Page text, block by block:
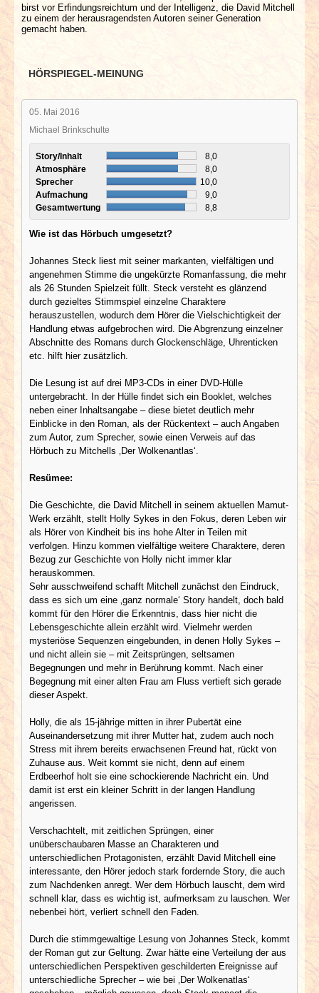
birst vor Erfindungsreichtum und der Intelligenz, die David Mitchell
zu einem der herausragendsten Autoren seiner Generation
gemacht haben.
HÖRSPIEGEL-MEINUNG
05. Mai 2016
Michael Brinkschulte
Story/Inhalt
8,0
Atmosphäre
8,0
Sprecher
10,0
Aufmachung
9,0
Gesamtwertung
8,8
Wie ist das Hörbuch umgesetzt?
Johannes Steck liest mit seiner markanten, vielfältigen und
angenehmen Stimme die ungekürzte Romanfassung, die mehr
als 26 Stunden Spielzeit füllt. Steck versteht es glänzend
durch gezieltes Stimmspiel einzelne Charaktere
herauszustellen, wodurch dem Hörer die Vielschichtigkeit der
Handlung etwas aufgebrochen wird. Die Abgrenzung einzelner
Abschnitte des Romans durch Glockenschläge, Uhrenticken
etc. hilft hier zusätzlich.
Die Lesung ist auf drei MP3-CDs in einer DVD-Hülle
untergebracht. In der Hülle findet sich ein Booklet, welches
neben einer Inhaltsangabe – diese bietet deutlich mehr
Einblicke in den Roman, als der Rückentext – auch Angaben
zum Autor, zum Sprecher, sowie einen Verweis auf das
Hörbuch zu Mitchells ‚Der Wolkenantlas‘.
Resümee:
Die Geschichte, die David Mitchell in seinem aktuellen Mamut-
Werk erzählt, stellt Holly Sykes in den Fokus, deren Leben wir
als Hörer von Kindheit bis ins hohe Alter in Teilen mit
verfolgen. Hinzu kommen vielfältige weitere Charaktere, deren
Bezug zur Geschichte von Holly nicht immer klar
herauskommen.
Sehr ausschweifend schafft Mitchell zunächst den Eindruck,
dass es sich um eine ‚ganz normale‘ Story handelt, doch bald
kommt für den Hörer die Erkenntnis, dass hier nicht die
Lebensgeschichte allein erzählt wird. Vielmehr werden
mysteriöse Sequenzen eingebunden, in denen Holly Sykes –
und nicht allein sie – mit Zeitsprüngen, seltsamen
Begegnungen und mehr in Berührung kommt. Nach einer
Begegnung mit einer alten Frau am Fluss vertieft sich gerade
dieser Aspekt.
Holly, die als 15-jährige mitten in ihrer Pubertät eine
Auseinandersetzung mit ihrer Mutter hat, zudem auch noch
Stress mit ihrem bereits erwachsenen Freund hat, rückt von
Zuhause aus. Weit kommt sie nicht, denn auf einem
Erdbeerhof holt sie eine schockierende Nachricht ein. Und
damit ist erst ein kleiner Schritt in der langen Handlung
angerissen.
Verschachtelt, mit zeitlichen Sprüngen, einer
unüberschaubaren Masse an Charakteren und
unterschiedlichen Protagonisten, erzählt David Mitchell eine
interessante, den Hörer jedoch stark fordernde Story, die auch
zum Nachdenken anregt. Wer dem Hörbuch lauscht, dem wird
schnell klar, dass es wichtig ist, aufmerksam zu lauschen. Wer
nebenbei hört, verliert schnell den Faden.
Durch die stimmgewaltige Lesung von Johannes Steck, kommt
der Roman gut zur Geltung. Zwar hätte eine Verteilung der aus
unterschiedlichen Perspektiven geschilderten Ereignisse auf
unterschiedliche Sprecher – wie bei ‚Der Wolkenatlas‘